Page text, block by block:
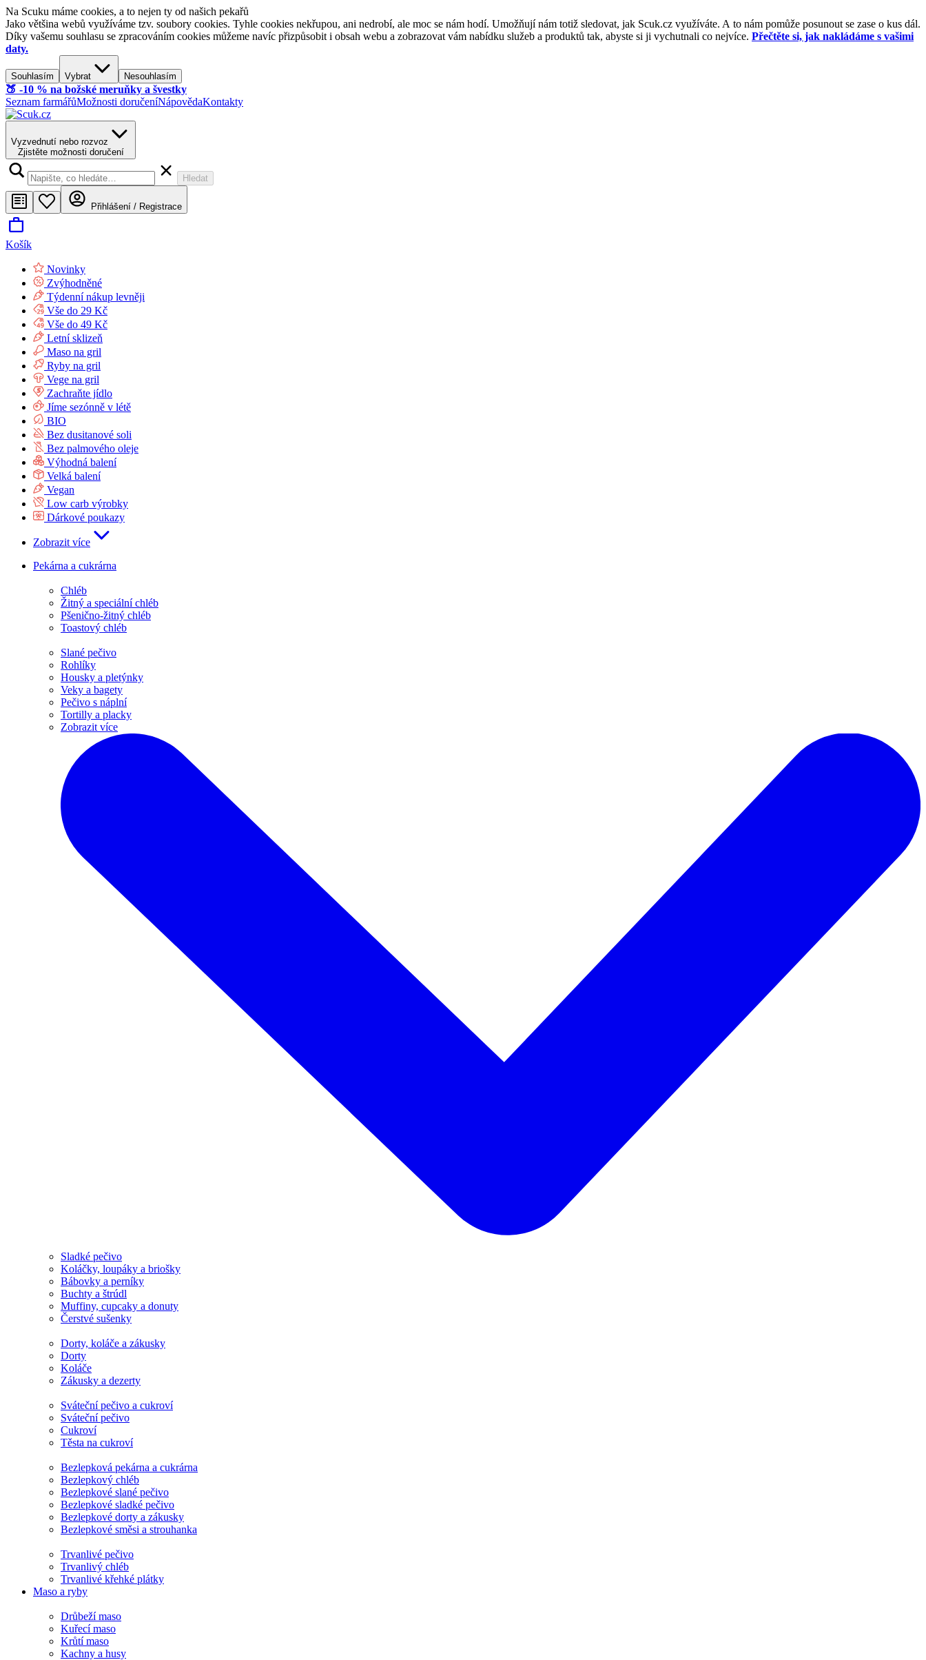
Na Scuku máme cookies, a to nejen ty od našich pekařů
Jako většina webů využíváme tzv. soubory cookies. Tyhle cookies nekřupou, ani nedrobí, ale moc se nám hodí. Umožňují nám totiž sledovat, jak Scuk.cz využíváte. A to nám pomůže posunout se zase o kus dál.
Díky vašemu souhlasu se zpracováním cookies můžeme navíc přizpůsobit i obsah webu a zobrazovat vám nabídku služeb a produktů tak, abyste si ji vychutnali co nejvíce. Přečtěte si, jak nakládáme s vašimi
daty.
Souhlasím Vybrat Nesouhlasím
🍑​ -10 % na božské meruňky a švestky
Seznam farmářůMožnosti doručeníNápovědaKontakty
Vyzvednutí nebo rozvoz
Zjistěte možnosti doručení
Hledat
Přihlášení / Registrace
Košík
Novinky
Zvýhodněné
Týdenní nákup levněji
Vše do 29 Kč
Vše do 49 Kč
Letní sklizeň
Maso na gril
Ryby na gril
Vege na gril
Zachraňte jídlo
Jíme sezónně v létě
BIO
Bez dusitanové soli
Bez palmového oleje
Výhodná balení
Velká balení
Vegan
Low carb výrobky
Dárkové poukazy
Zobrazit více
Pekárna a cukrárna
Chléb
Žitný a speciální chléb
Pšenično-žitný chléb
Toastový chléb
Slané pečivo
Rohlíky
Housky a pletýnky
Veky a bagety
Pečivo s náplní
Tortilly a placky
Zobrazit více
Sladké pečivo
Koláčky, loupáky a briošky
Bábovky a perníky
Buchty a štrúdl
Muffiny, cupcaky a donuty
Čerstvé sušenky
Dorty, koláče a zákusky
Dorty
Koláče
Zákusky a dezerty
Sváteční pečivo a cukroví
Sváteční pečivo
Cukroví
Těsta na cukroví
Bezlepková pekárna a cukrárna
Bezlepkový chléb
Bezlepkové slané pečivo
Bezlepkové sladké pečivo
Bezlepkové dorty a zákusky
Bezlepkové směsi a strouhanka
Trvanlivé pečivo
Trvanlivý chléb
Trvanlivé křehké plátky
Maso a ryby
Drůbeží maso
Kuřecí maso
Krůtí maso
Kachny a husy